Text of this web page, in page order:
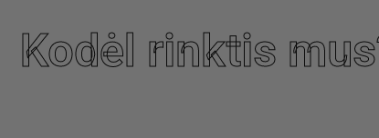
Kodėl rinktis